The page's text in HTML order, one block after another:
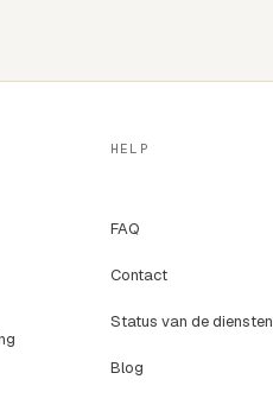
HELP
FAQ
Contact
Status van de diensten
Blog